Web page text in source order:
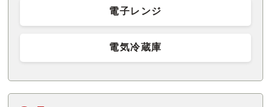
電子レンジ
電気冷蔵庫